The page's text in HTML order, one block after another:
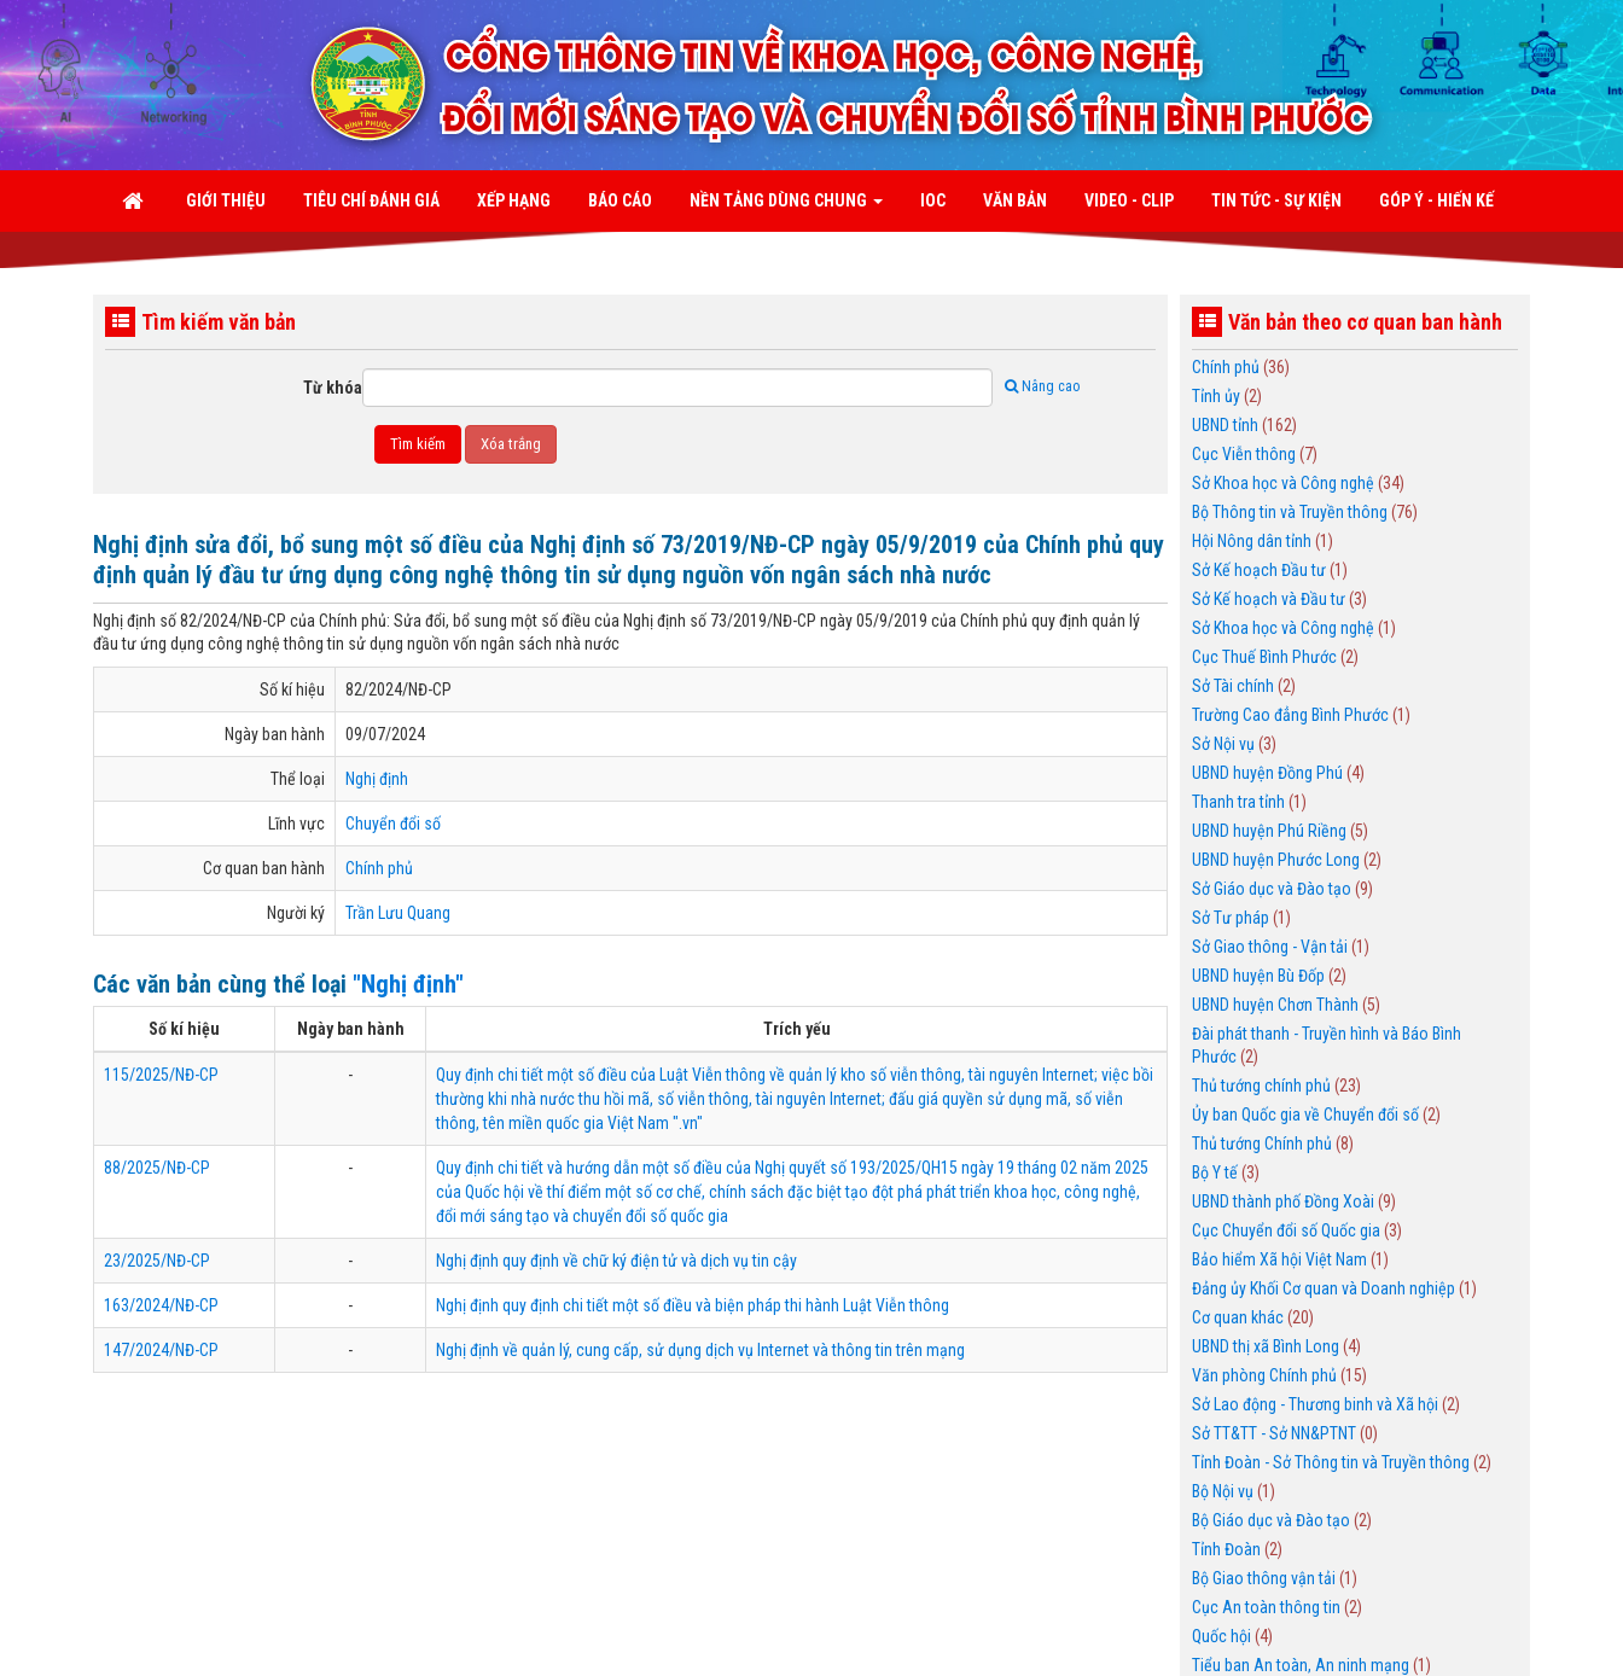
GIỚI THIỆU TIÊU CHÍ ĐÁNH GIÁ XẾP HẠNG BÁO CÁO NỀN TẢNG DÙNG CHUNG IOC VĂN BẢN VIDEO - CLIP TIN TỨC - SỰ KIỆN GÓP Ý - HIẾN KẾ
Tìm kiếm văn bản
Từ khóa Nâng cao
Nghị định sửa đổi, bổ sung một số điều của Nghị định số 73/2019/NĐ-CP ngày 05/9/2019 của Chính phủ quy
định quản lý đầu tư ứng dụng công nghệ thông tin sử dụng nguồn vốn ngân sách nhà nước
Nghị định số 82/2024/NĐ-CP của Chính phủ: Sửa đổi, bổ sung một số điều của Nghị định số 73/2019/NĐ-CP ngày 05/9/2019 của Chính phủ quy định quản lý
đầu tư ứng dụng công nghệ thông tin sử dụng nguồn vốn ngân sách nhà nước
Số kí hiệu 82/2024/NĐ-CP
Ngày ban hành 09/07/2024
Thể loại Nghị định
Lĩnh vực Chuyển đổi số
Cơ quan ban hành Chính phủ
Người ký Trần Lưu Quang
Các văn bản cùng thể loại "Nghị định"
Số kí hiệu Ngày ban hành Trích yếu
115/2025/NĐ-CP -
Quy định chi tiết một số điều của Luật Viễn thông về quản lý kho số viễn thông, tài nguyên Internet; việc bồi
thường khi nhà nước thu hồi mã, số viễn thông, tài nguyên Internet; đấu giá quyền sử dụng mã, số viễn
thông, tên miền quốc gia Việt Nam ".vn"
88/2025/NĐ-CP -
Quy định chi tiết và hướng dẫn một số điều của Nghị quyết số 193/2025/QH15 ngày 19 tháng 02 năm 2025
của Quốc hội về thí điểm một số cơ chế, chính sách đặc biệt tạo đột phá phát triển khoa học, công nghệ,
đổi mới sáng tạo và chuyển đổi số quốc gia
23/2025/NĐ-CP - Nghị định quy định về chữ ký điện tử và dịch vụ tin cậy
163/2024/NĐ-CP - Nghị định quy định chi tiết một số điều và biện pháp thi hành Luật Viễn thông
147/2024/NĐ-CP - Nghị định về quản lý, cung cấp, sử dụng dịch vụ Internet và thông tin trên mạng
Văn bản theo cơ quan ban hành
Chính phủ (36)
Tỉnh ủy(2)
UBND tỉnh (162)
Cục Viễn thông (7)
Sở Khoa học và Công nghệ (34)
Bộ Thông tin và Truyền thông (76)
Hội Nông dân tỉnh (1)
Sở Kế hoạch Đầu tư(1)
Sở Kế hoạch và Đầu tư(3)
Sở Khoa học và Công nghệ (1)
Cục Thuế Bình Phước(2)
Sở Tài chính (2)
Trường Cao đẳng Bình Phước(1)
Sở Nội vụ (3)
UBND huyện Đồng Phú (4)
Thanh tra tỉnh (1)
UBND huyện Phú Riềng (5)
UBND huyện Phước Long (2)
Sở Giáo dục và Đào tạo (9)
Sở Tư pháp (1)
Sở Giao thông - Vận tải (1)
UBND huyện Bù Đốp (2)
UBND huyện Chơn Thành (5)
Đài phát thanh - Truyền hình và Báo Bình
Phước(2)
Thủ tướng chính phủ (23)
Ủy ban Quốc gia về Chuyển đổi số(2)
Thủ tướng Chính phủ (8)
Bộ Y tế(3)
UBND thành phố Đồng Xoài (9)
Cục Chuyển đổi số Quốc gia (3)
Bảo hiểm Xã hội Việt Nam (1)
Đảng ủy Khối Cơ quan và Doanh nghiệp (1)
Cơ quan khác(20)
UBND thị xã Bình Long (4)
Văn phòng Chính phủ (15)
Sở Lao động - Thương binh và Xã hội (2)
Sở TT&TT - Sở NN&PTNT(0)
Tỉnh Đoàn - Sở Thông tin và Truyền thông (2)
Bộ Nội vụ (1)
Bộ Giáo dục và Đào tạo (2)
Tỉnh Đoàn (2)
Bộ Giao thông vận tải (1)
Cục An toàn thông tin (2)
Quốc hội (4)
Tiểu ban An toàn, An ninh mạng (1)